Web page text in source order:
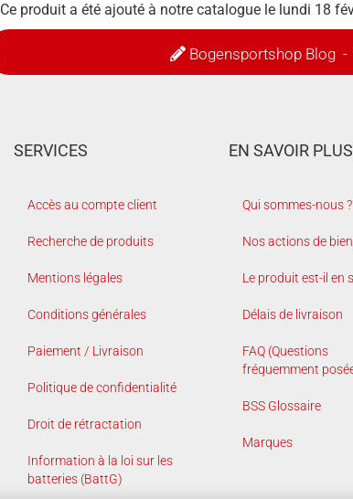
Ce produit a été ajouté à notre catalogue le lundi 18
Bogensportshop Blog-
SERVICES
Accès au compte client
Recherche de produits
Mentions légales
Conditions générales
Paiement / Livraison
Politique de confidentialité
Droit de rétractation
Information à la loi sur les
batteries (BattG)
EN SAVOIR PLUS
Qui sommes-nous ?
Nos actions de
Le produit est-il en
Délais de livraison
FAQ (Questions
fréquemment
BSS Glossaire
Marques